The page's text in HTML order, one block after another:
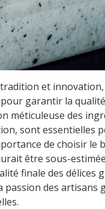
et
garantir la
méticuleuse des
sont essentielles
de choisir le
être sous-
finale des délices
passion des artisans